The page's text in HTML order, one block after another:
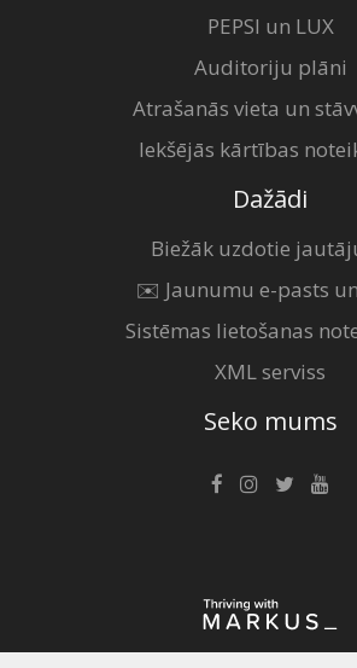
PEPSI un LUX
Auditoriju plāni
Atrašanās vieta un
Iekšējās kārtības
Dažādi
Biežāk uzdotie
✉️ Jaunumu e-pasts un
Sistēmas lietošanas
XML serviss
Seko mums